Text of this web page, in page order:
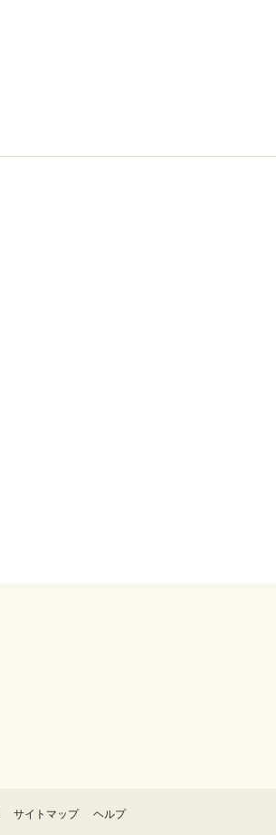
サイトマップ ヘルプ